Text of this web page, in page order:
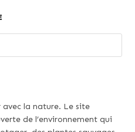
avec la nature. Le site
de l’environnement qui